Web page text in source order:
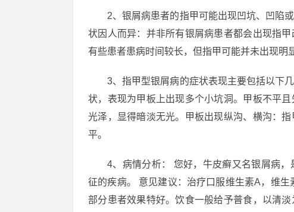
2、银屑病患者的指甲可能出现凹坑、凹陷
状因人而异：并非所有银屑病患者都会出现指
有些患者患病时间较长，但指甲可能并未出现明
3、指甲型银屑病的症状表现主要包括以下
状，表现为甲板上出现多个小坑洞。甲板不平
光泽，显得暗淡无光。甲板出现纵沟、横沟：
平。
4、病情分析： 您好，牛皮癣又名银屑病
征的疾病。 意见建议：治疗口服维生素A，维
部分患者效果特好。饮食一般给予普食，以清